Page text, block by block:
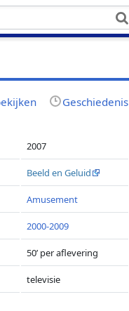
Geschiedenis
2007
Beeld en Geluid
Amusement
2000-2009
50’ per aflevering
televisie